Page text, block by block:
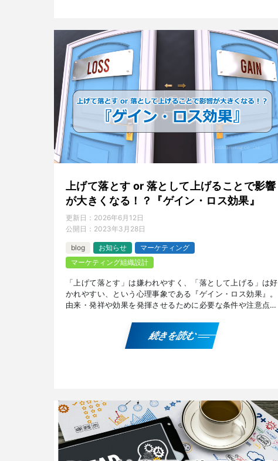
上げて落とす or 落として上げることで影響
が大きくなる！？『ゲイン・ロス効果』
更新日： 2026年6月12日
公開日： 2023年3月28日
blog お知らせ
マーケティング
マーケティング組織設計
「上げて落とす」は嫌われやすく、「落として上げる」は好
かれやすい、という心理事象である『ゲイン・ロス効果』。
由来・発祥や効果を発揮させるために必要な条件や注意点、
続きを読む